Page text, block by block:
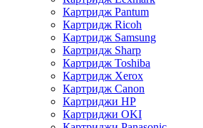
Картридж Pantum
Картридж Ricoh
Картридж Samsung
Картридж Sharp
Картридж Toshiba
Картридж Xerox
Картридж Сanon
Картриджи HP
Картриджи OKI